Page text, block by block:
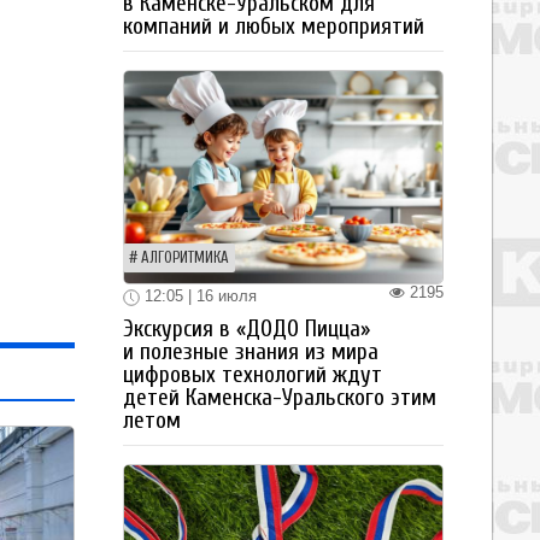
компаний и любых мероприятий
АЛГОРИТМИКА
2195
12:05 | 16 июля
Экскурсия в «ДОДО Пицца»
и полезные знания из мира
цифровых технологий ждут
детей Каменска-Уральского этим
летом